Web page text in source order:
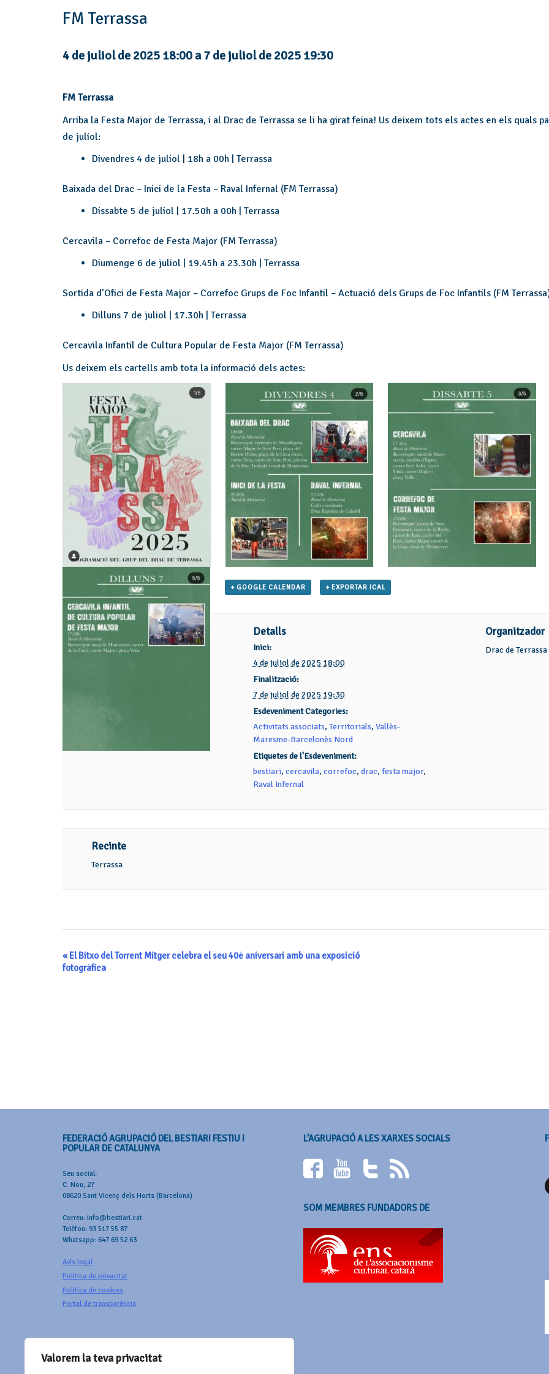
Valorem la teva privacitat
FM Terrassa
4 de juliol de 2025 18:00 a7 de juliol de 2025 19:30
FM Terrassa
Arriba la Festa Major de Terrassa, i al Drac de Terrassa se li ha girat feina! Us deixem tots els actes en els quals
de juliol:
Divendres 4 de juliol | 18h a 00h | Terrassa
Baixada del Drac – Inici de la Festa – Raval Infernal (FM Terrassa)
Dissabte 5 de juliol | 17.50h a 00h | Terrassa
Cercavila – Correfoc de Festa Major (FM Terrassa)
Diumenge 6 de juliol | 19.45h a 23.30h | Terrassa
Sortida d’Ofici de Festa Major – Correfoc Grups de Foc Infantil – Actuació dels Grups de Foc Infantils (FM
Dilluns 7 de juliol | 17.30h | Terrassa
Cercavila Infantil de Cultura Popular de Festa Major (FM Terrassa)
Us deixem els cartells amb tota la informació dels actes:
+ GOOGLE CALENDAR + EXPORTAR ICAL
Detalls
Inici:
4 de juliol de 2025 18:00
Finalització:
7 de juliol de 2025 19:30
Esdeveniment Categories:
Activitats associats, Territorials, Vallès-
Maresme-Barcelonès Nord
Etiquetes de l'Esdeveniment:
bestiari, cercavila, correfoc, drac, festa major,
Raval Infernal
Organitzador
Drac de Terrassa
Recinte
Terrassa
Navegació
d'Esdeveniment
«El Bitxo del Torrent Mitger celebra el seu 40è aniversari amb una exposició
fotogràfica
FEDERACIÓ AGRUPACIÓ DEL BESTIARI FESTIU I
POPULAR DE CATALUNYA
Seu social:
C. Nou, 27
08620 Sant Vicenç dels Horts (Barcelona)
Correu: info@bestiari.cat
Telèfon: 93 517 55 87
Whatsapp: 647 69 52 63
Avís legal
Política de privacitat
Política de cookies
Portal de transparència
L’AGRUPACIÓ A LES XARXES SOCIALS
SOM MEMBRES FUNDADORS DE